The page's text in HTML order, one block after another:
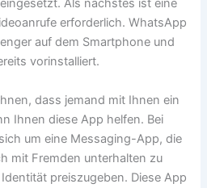
Als nächstes ist eine
erforderlich. WhatsApp
auf dem Smartphone und
vorinstalliert.
dass jemand mit Ihnen ein
Ihnen diese App helfen. Bei
um eine Messaging-App, die
mit Fremden unterhalten zu
preiszugeben. Diese App